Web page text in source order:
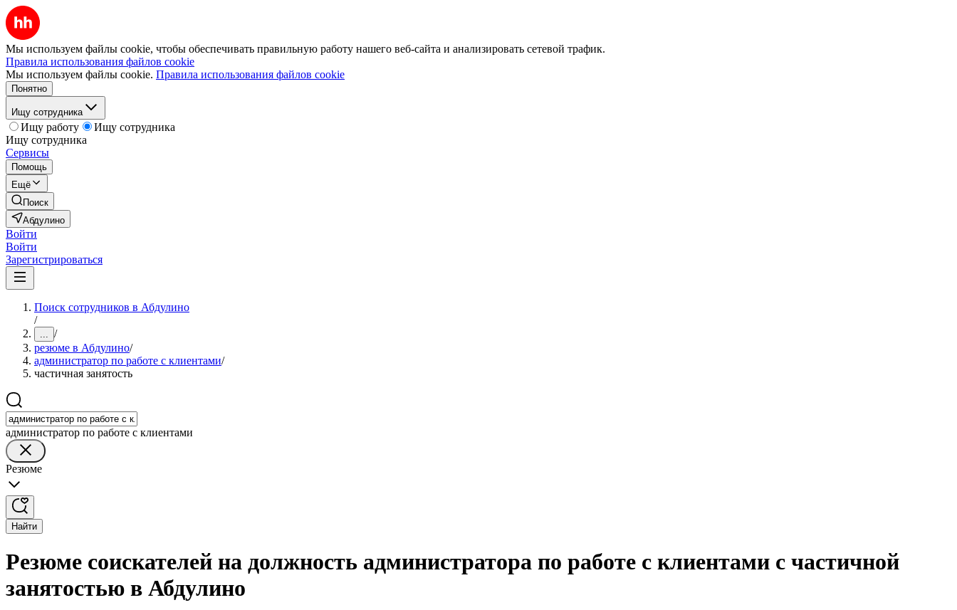
Мы используем файлы cookie, чтобы обеспечивать правильную работу нашего веб-сайта и анализировать сетевой трафик.
Правила использования файлов cookie
Мы используем файлы cookie. Правила использования файлов cookie
Понятно
Ищу сотрудника
Ищу работу
Ищу сотрудника
Ищу сотрудника
Сервисы
Помощь
Ещё
Поиск
Абдулино
Войти
Войти
Зарегистрироваться
Поиск сотрудников в Абдулино
/
... /
резюме в Абдулино/
администратор по работе с клиентами/
частичная занятость
администратор по работе с клиентами
Резюме
Найти
Резюме соискателей на должность администратора по работе с клиентами с частичной
занятостью в Абдулино